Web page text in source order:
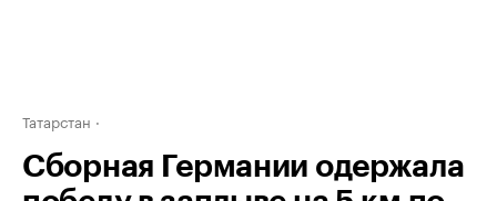
Татарстан
Сборная Германии одержала